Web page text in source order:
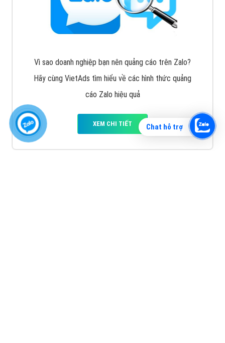
Chat hỗ trợ
Vì sao doanh nghiệp bạn nên quảng cáo trên Zalo?
Hãy cùng VietAds tìm hiểu về các hình thức quảng
cáo Zalo hiệu quả
XEM CHI TIẾT